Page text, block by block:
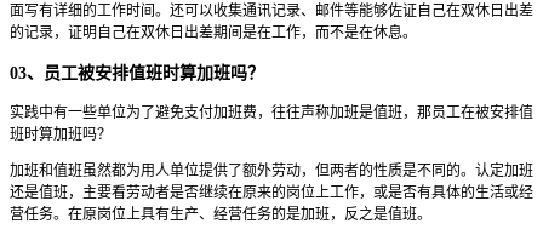
面写有详细的工作时间。还可以收集通讯记录、邮件等能够佐证自己在双休日出差
的记录，证明自己在双休日出差期间是在工作，而不是在休息。
03、员工被安排值班时算加班吗？
实践中有一些单位为了避免支付加班费，往往声称加班是值班，那员工在被安排值
班时算加班吗？
加班和值班虽然都为用人单位提供了额外劳动，但两者的性质是不同的。认定加班
还是值班，主要看劳动者是否继续在原来的岗位上工作，或是否有具体的生活或经
营任务。在原岗位上具有生产、经营任务的是加班，反之是值班。